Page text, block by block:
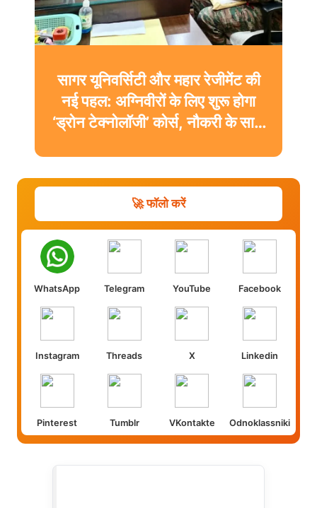
सागर यूनिवर्सिटी और महार रेजीमेंट की
नई पहल: अग्निवीरों के लिए शुरू होगा
‘ड्रोन टेक्नोलॉजी’ कोर्स, नौकरी के साथ
🚀 फॉलो करें
WhatsApp Telegram YouTube Facebook
Instagram Threads X Linkedin
Pinterest Tumblr VKontakte Odnoklassniki